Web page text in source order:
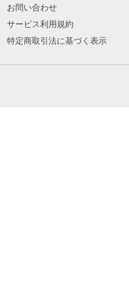
お問い合わせ
サービス利用規約
特定商取引法に基づく表示